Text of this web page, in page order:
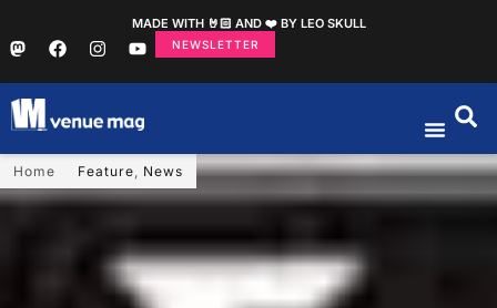
MADE WITH 🤘🏻 AND ❤️ BY LEO SKULL
NEWSLETTER
Home Feature, News